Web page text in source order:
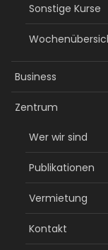
Sonstige Kurse
Business
Zentrum
Wer wir sind
Publikationen
Vermietung
Kontakt